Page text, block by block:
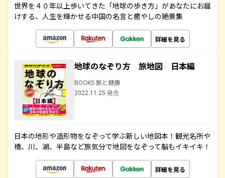
世界を４０年以上歩いてきた「地球の歩き方」があなたにお届
けする、人生を輝かせる中国の名言と癒やしの絶景集
詳細を見る
地球のなぞり方 旅地図 日本編
BOOKS 旅と健康
2022.11.25 発売
日本の地形や造形物をなぞって学ぶ新しい地図本！観光名所や
橋、川、湖、半島など旅気分で地図をなぞって脳もイキイキ！
詳細を見る